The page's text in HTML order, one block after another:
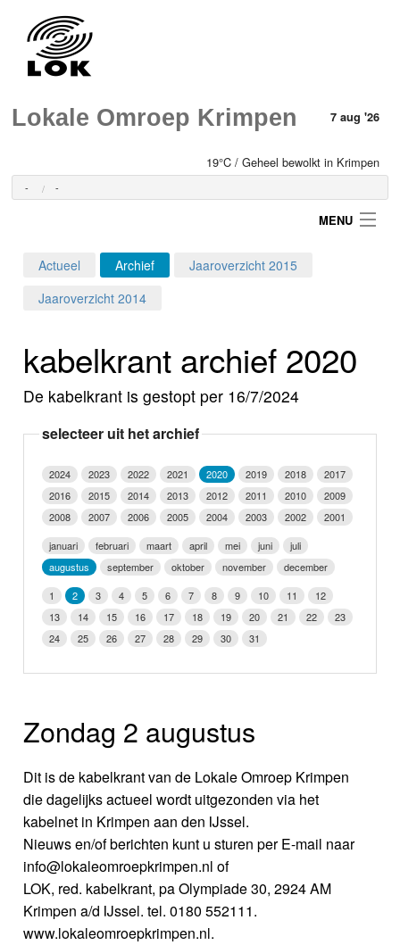
Lokale Omroep Krimpen 7 aug '26
19°C / Geheel bewolkt in Krimpen
- -
MENU
Programma's
Video
Webcam
Info
Actueel Archief
Jaaroverzicht 2015
Jaaroverzicht 2014
kabelkrant archief 2020
De kabelkrant is gestopt per 16/7/2024
selecteer uit het archief
2024 2023 2022 2021 2020 2019 2018
2017
2016
2015 2014 2013 2012 2011 2010
2009
2008
2007 2006 2005 2004 2003 2002
2001
januari
februari maart april mei juni
juli
augustus
september oktober november
december
1
2 3 4 5 6 7 8 9 10 11
12
13
14 15 16 17 18 19 20 21 22
23
24
25 26 27 28 29 30 31
Zondag 2 augustus
Dit is de kabelkrant van de Lokale Omroep Krimpen
die dagelijks actueel wordt uitgezonden via het
kabelnet in Krimpen aan den IJssel.
Nieuws en/of berichten kunt u sturen per E-mail naar
info@lokaleomroepkrimpen.nl of
LOK, red. kabelkrant, pa Olympiade 30, 2924 AM
Krimpen a/d IJssel. tel. 0180 552111.
www.lokaleomroepkrimpen.nl.